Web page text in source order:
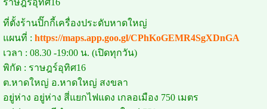
ราษฎร์อุทิศ16
ที่ตั้งร้านปิ๊กกี้เครื่องประดับหาดใหญ่
แผนที่ : https://maps.app.goo.gl/CPhKoGEMR4SgXDnGA
เวลา : 08.30 -19:00 น. (เปิดทุกวัน)
พิกัด : ราษฎร์อุทิศ16
ต.หาดใหญ่ อ.หาดใหญ่ สงขลา
อยู่ห่าง อยู่ห่าง สี่แยกไฟแดง เกลอเมือง 750 เมตร